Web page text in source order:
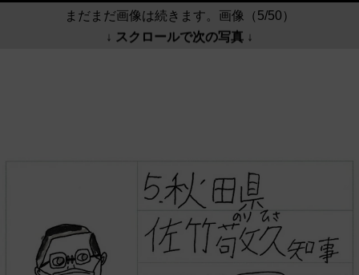
まだまだ画像は続きます。画像（5/50）
↓ スクロールで次の写真 ↓